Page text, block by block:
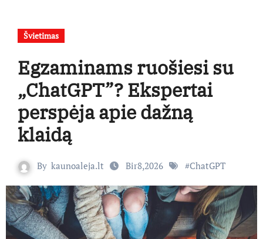
Švietimas
Egzaminams ruošiesi su
„ChatGPT”? Ekspertai
perspėja apie dažną
klaidą
By kaunoaleja.lt Bir8,2026 #ChatGPT